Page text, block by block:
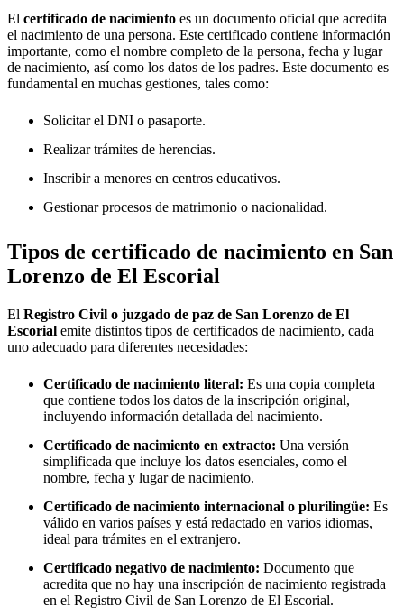
El certificado de nacimiento es un documento oficial que acredita
el nacimiento de una persona. Este certificado contiene información
importante, como el nombre completo de la persona, fecha y lugar
de nacimiento, así como los datos de los padres. Este documento es
fundamental en muchas gestiones, tales como:
Solicitar el DNI o pasaporte.
Realizar trámites de herencias.
Inscribir a menores en centros educativos.
Gestionar procesos de matrimonio o nacionalidad.
Tipos de certificado de nacimiento en San
Lorenzo de El Escorial
El Registro Civil o juzgado de paz de San Lorenzo de El
Escorial emite distintos tipos de certificados de nacimiento, cada
uno adecuado para diferentes necesidades:
Certificado de nacimiento literal: Es una copia completa
que contiene todos los datos de la inscripción original,
incluyendo información detallada del nacimiento.
Certificado de nacimiento en extracto: Una versión
simplificada que incluye los datos esenciales, como el
nombre, fecha y lugar de nacimiento.
Certificado de nacimiento internacional o plurilingüe: Es
válido en varios países y está redactado en varios idiomas,
ideal para trámites en el extranjero.
Certificado negativo de nacimiento: Documento que
acredita que no hay una inscripción de nacimiento registrada
en el Registro Civil de San Lorenzo de El Escorial.